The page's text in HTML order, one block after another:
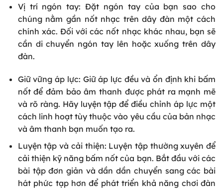
Vị trí ngón tay: Đặt ngón tay của bạn sao cho
chúng nằm gần nốt nhạc trên dây đàn một cách
chính xác. Đối với các nốt nhạc khác nhau, bạn sẽ
cần di chuyển ngón tay lên hoặc xuống trên dây
đàn.
Giữ vững áp lực: Giữ áp lực đều và ổn định khi bấm
nốt để đảm bảo âm thanh được phát ra mạnh mẽ
và rõ ràng. Hãy luyện tập để điều chỉnh áp lực một
cách linh hoạt tùy thuộc vào yêu cầu của bản nhạc
và âm thanh bạn muốn tạo ra.
Luyện tập và cải thiện: Luyện tập thường xuyên để
cải thiện kỹ năng bấm nốt của bạn. Bắt đầu với các
bài tập đơn giản và dần dần chuyển sang các bài
hát phức tạp hơn để phát triển khả năng chơi đàn